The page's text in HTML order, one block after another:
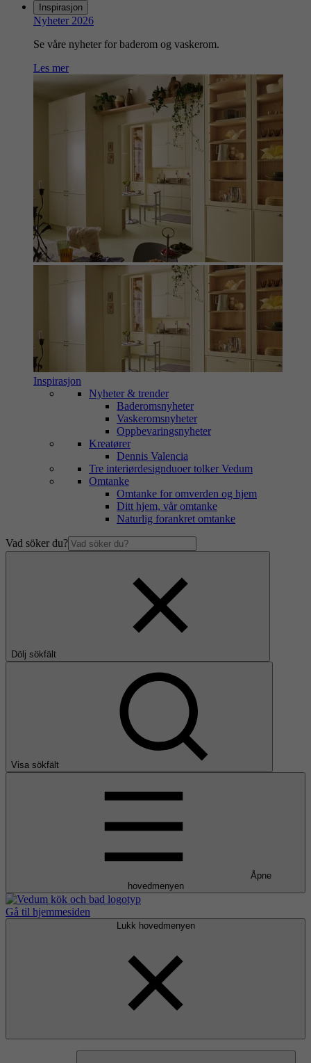
Inspirasjon
Nyheter 2026
Se våre nyheter for baderom og vaskerom.
Les mer
Inspirasjon
Nyheter & trender
Baderomsnyheter
Vaskeromsnyheter
Oppbevaringsnyheter
Kreatører
Dennis Valencia
Tre interiørdesignduoer tolker Vedum
Omtanke
Omtanke for omverden og hjem
Ditt hjem, vår omtanke
Naturlig forankret omtanke
Vad söker du?
Dölj sökfält
Visa sökfält
Åpne
hovedmenyen
Gå til hjemmesiden
Lukk hovedmenyen